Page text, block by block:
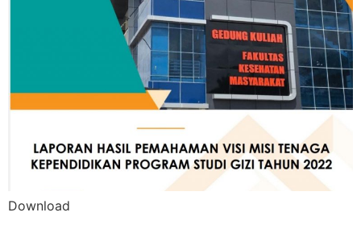
Download